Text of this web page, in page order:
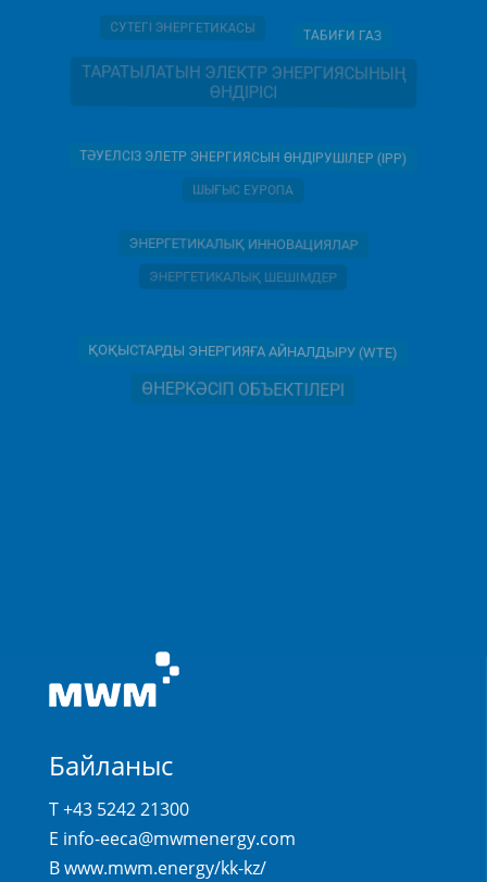
СУТЕГІ ЭНЕРГЕТИКАСЫ
ТАБИҒИ ГАЗ
ТАРАТЫЛАТЫН ЭЛЕКТР ЭНЕРГИЯСЫНЫҢ
ӨНДІРІСІ
ТӘУЕЛСІЗ ЭЛЕТР ЭНЕРГИЯСЫН ӨНДІРУШІЛЕР (IPP)
ШЫҒЫС ЕУРОПА
ЭНЕРГЕТИКАЛЫҚ ИННОВАЦИЯЛАР
ЭНЕРГЕТИКАЛЫҚ ШЕШІМДЕР
ҚОҚЫСТАРДЫ ЭНЕРГИЯҒА АЙНАЛДЫРУ (WTE)
ӨНЕРКӘСІП ОБЪЕКТІЛЕРІ
Байланыс
T +43 5242 21300
E info-eeca@mwmenergy.com
Вwww.mwm.energy/kk-kz/